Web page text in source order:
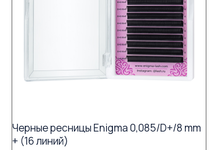
Черные ресницы Enigma 0,085/D+/8 mm
+ (16 линий)